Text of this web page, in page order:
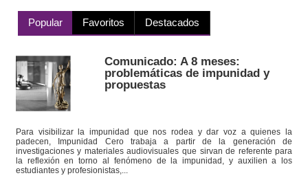
Popular Favoritos Destacados
Comunicado: A 8 meses:
problemáticas de impunidad y
propuestas
Para visibilizar la impunidad que nos rodea y dar voz a quienes la
padecen, Impunidad Cero trabaja a partir de la generación de
investigaciones y materiales audiovisuales que sirvan de referente para
la reflexión en torno al fenómeno de la impunidad, y auxilien a los
estudiantes y profesionistas,...